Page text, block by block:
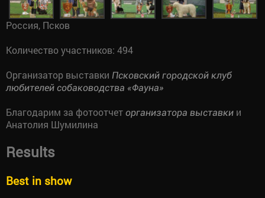
Россия, Псков
Количество участников: 494
Организатор выставки Псковский городской клуб
любителей собаководства «Фауна»
Благодарим за фотоотчет организатора выставки и
Анатолия Шумилина
Results
Best in show